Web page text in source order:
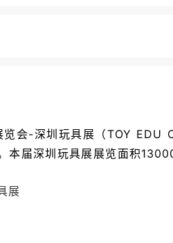
览会-深圳玩具展（TOY
本届深圳玩具展展览面积
展